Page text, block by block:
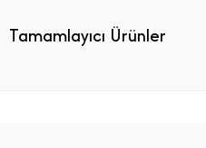
Tamamlayıcı Ürünler